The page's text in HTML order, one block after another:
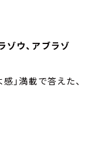
ゾウ、アブラゾ
」満載で答えた、